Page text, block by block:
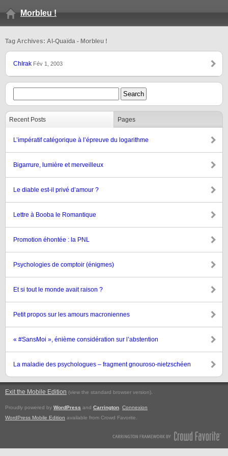
Morbleu !
Tag Archives: Al-Quaïda - Morbleu !
ChIrak Fév 1, 2003
Recent Posts Pages
L’impératif catégorique à l’épreuve du logarithme
Bigarrure, lumière et merveilleux
Le diable est-il privé d’amour ?
Lettre à Booba le Romantique
Promotion éhontée : la PNL
Psychologies de comptoir (énigmes)
Et si tout le monde avait raison ?
Petit propos sur les amours macroniennes
« #SansMoi », énième considération sur l’abstention
La maladie des psychologues – fragment gnouroso-nietzschéen
Exit the Mobile Edition (view the standard browser version).
Proudly powered by WordPress and Carrington Connexion
WordPress Mobile Edition available from Crowd Favorite.